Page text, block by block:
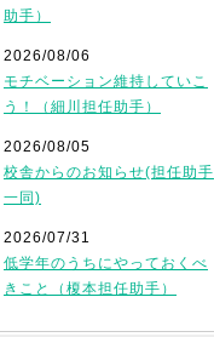
助手）
2026/08/06
モチベーション維持していこ
う！（細川担任助手）
2026/08/05
校舎からのお知らせ(担任助手
一同)
2026/07/31
低学年のうちにやっておくべ
きこと（榎本担任助手）